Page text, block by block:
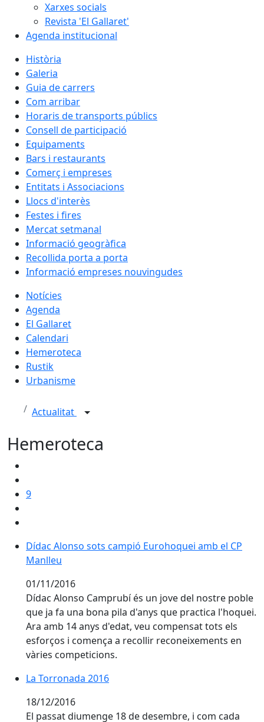
Xarxes socials
Revista 'El Gallaret'
Agenda institucional
Història
Galeria
Guia de carrers
Com arribar
Horaris de transports públics
Consell de participació
Equipaments
Bars i restaurants
Comerç i empreses
Entitats i Associacions
Llocs d'interès
Festes i fires
Mercat setmanal
Informació geogràfica
Recollida porta a porta
Informació empreses nouvingudes
Notícies
Agenda
El Gallaret
Calendari
Hemeroteca
Rustik
Urbanisme
Actualitat
Hemeroteca
9
Dídac Alonso sots campió Eurohoquei amb el CP
Dídac Alonso sots campió Eurohoquei amb el CP
Manlleu
01/11/2016
Dídac Alonso Camprubí és un jove del nostre poble
que ja fa una bona pila d'anys que practica l'hoquei.
Ara amb 14 anys d'edat, veu compensat tots els
esforços i comença a recollir reconeixements en
vàries competicions.
La Torronada 2016
La Torronada 2016
18/12/2016
El passat diumenge 18 de desembre, i com cada